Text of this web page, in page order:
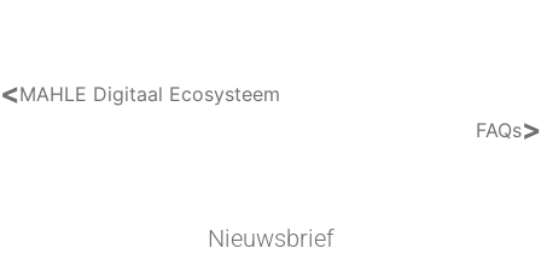
<MAHLE Digitaal Ecosysteem
FAQs>
Nieuwsbrief